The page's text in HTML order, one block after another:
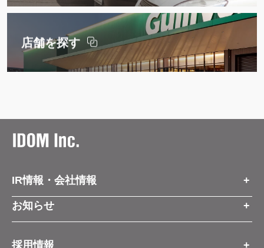
店舗を探す
IR情報・会社情報
IR情報トップ
会社情報
お知らせ
お知らせ
採用情報